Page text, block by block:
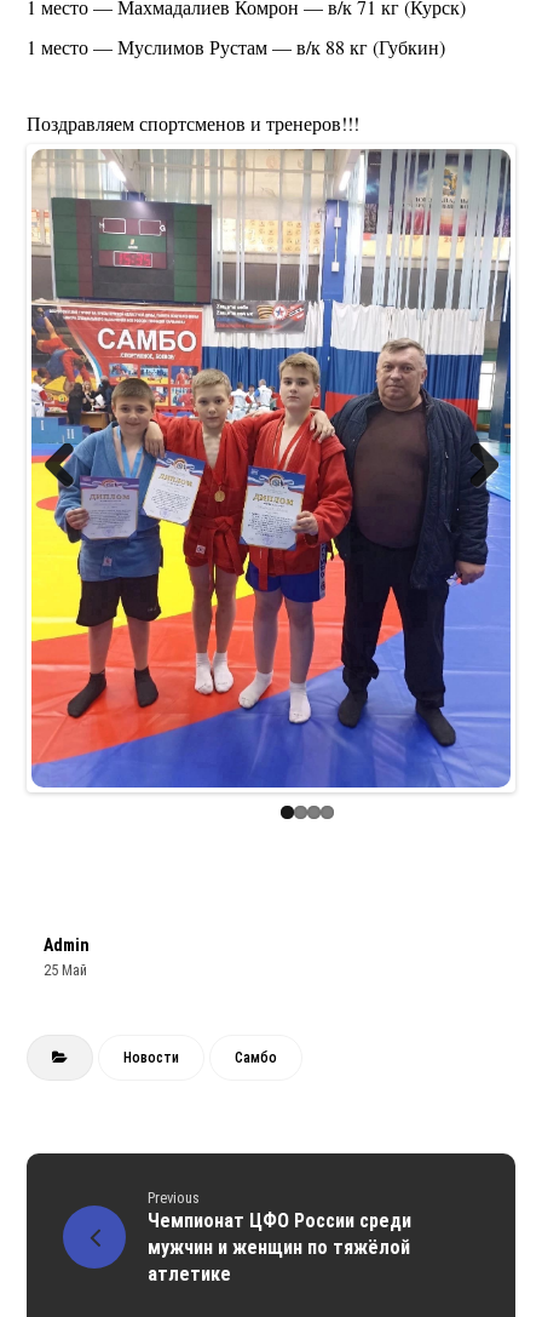
1 место — Махмадалиев Комрон — в/к 71 кг (Курск)
1 место — Муслимов Рустам — в/к 88 кг (Губкин)
Поздравляем спортсменов и тренеров!!!
Previous Next
Admin
25 Май
Новости Самбо
Previous
Чемпионат ЦФО России среди
мужчин и женщин по тяжёлой
атлетике